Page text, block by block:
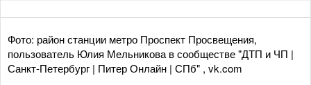
Фото: район станции метро Проспект Просвещения,
пользователь Юлия Мельникова в сообществе "ДТП и ЧП |
Санкт-Петербург | Питер Онлайн | СПб" , vk.com